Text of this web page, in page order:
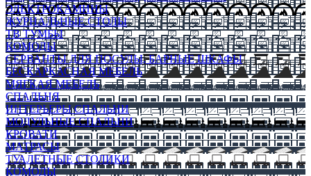
ЭЛЕКТРОКАМИНЫ
ЖУРНАЛЬНЫЕ СТОЛЫ
ТВ ТУМБЫ
КОМОДЫ
СЕРВАНТЫ ДЛЯ ПОСУДЫ, БАРНЫЕ ШКАФЫ
БЕСКАРКАСНАЯ МЕБЕЛЬ
МЯГКАЯ МЕБЕЛЬ
СПАЛЬНЯ
ИНТЕРЬЕРЫ СПАЛЬНИ
МОДУЛЬНЫЕ СПАЛЬНИ
КРОВАТИ
МАТРАСЫ
ТУАЛЕТНЫЕ СТОЛИКИ
КОМОДЫ